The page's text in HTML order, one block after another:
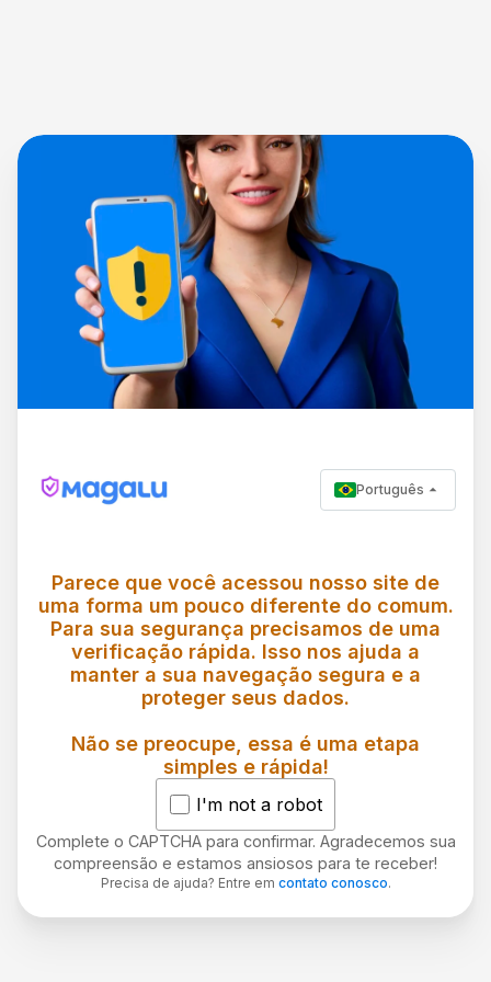
Português
Parece que você acessou nosso site de
uma forma um pouco diferente do comum.
Para sua segurança precisamos de uma
verificação rápida. Isso nos ajuda a
manter a sua navegação segura e a
proteger seus dados.
Não se preocupe, essa é uma etapa
simples e rápida!
I'm not a robot
Complete o CAPTCHA para confirmar. Agradecemos sua
compreensão e estamos ansiosos para te receber!
Precisa de ajuda? Entre em contato conosco.